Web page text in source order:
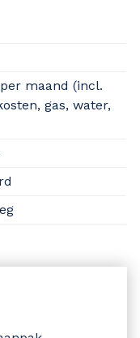
maand (incl.
gas, water,